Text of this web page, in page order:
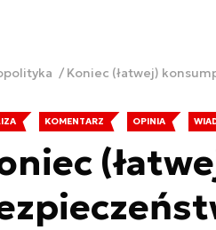
Koniec (łatwej)
KOMENTARZ OPINIA